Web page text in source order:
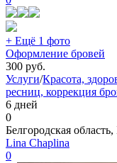
+ Ещё 1 фото
Оформление бровей
300 руб.
Услуги/Красота,
ресниц, коррекция
6 дней
0
Белгородская
Lina Chaplina
0